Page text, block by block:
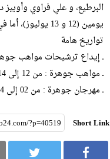
يومين (12 و 13 يوليوز)، أما في اليوم الثالث (14 يوليوز) فسيُخصّص للتقرير وتحديد الفائزين
تواريخ هامة
ـ إيداع ترشيحات مواهب جوهر : من 02 إلى 21
ـ مواهب جوهرة : من 12 إلى 14يوليوز 2019
ـ مهرجان جوهرة : من 02 إلى 04 غشت 2019
Short Link